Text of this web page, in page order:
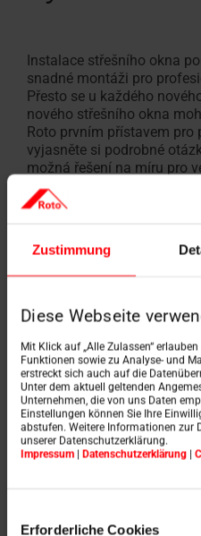
Zustimmung
Diese Webseite
Mit Klick auf „Alle Zulassen“
Funktionen sowie zu Analyse- und
erstreckt sich auch auf die
Unter dem aktuell geltenden
Unternehmen, die von uns Daten
Einstellungen können Sie Ihre
abstufen. Weitere Informationen zur
unserer Datenschutzerklärung.
Impressum | Datenschutzerklärung |
Erforderliche Cookies
Instalace střešního okna
snadné montáži pro
Přesto se u každého
nového střešního okna
Roto prvním přístavem
vyjasněte si podrobné
možná řešení na míru pro
použití, shromážděte
dokonalou integraci do
jim tak práci a vždy
pokud jim ještě něco
přát, můžeme dokonce
Když jde
Síť
být jisti jejich odborností.